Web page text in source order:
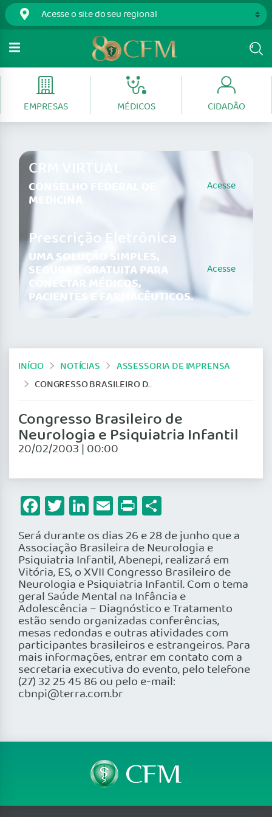
EMPRESAS MÉDICOS CIDADÃO
CRM VIRTUAL
CONSELHO FEDERAL DE
MEDICINA
Acesse
Prescrição Eletrônica
UMA SOLUÇÃO SIMPLES,
SEGURA E GRATUITA PARA
CONECTAR MÉDICOS,
PACIENTES E FARMACÊUTICOS.
Acesse
INÍCIO NOTÍCIAS
ASSESSORIA DE IMPRENSA
CONGRESSO BRASILEIRO DE NEUROLOGIA E PSIQUIATRIA INFANTIL
Congresso Brasileiro de
Neurologia e Psiquiatria Infantil
20/02/2003 | 00:00
Facebook
Twitter
LinkedIn
Email
Print
Será durante os dias 26 e 28 de junho que a
Associação Brasileira de Neurologia e
Psiquiatria Infantil, Abenepi, realizará em
Vitória, ES, o XVII Congresso Brasileiro de
Neurologia e Psiquiatria Infantil. Com o tema
geral Saúde Mental na Infância e
Adolescência – Diagnóstico e Tratamento
estão sendo organizadas conferências,
mesas redondas e outras atividades com
participantes brasileiros e estrangeiros. Para
mais informações, entrar em contato com a
secretaria executiva do evento, pelo telefone
(27) 32 25 45 86 ou pelo e-mail:
cbnpi@terra.com.br